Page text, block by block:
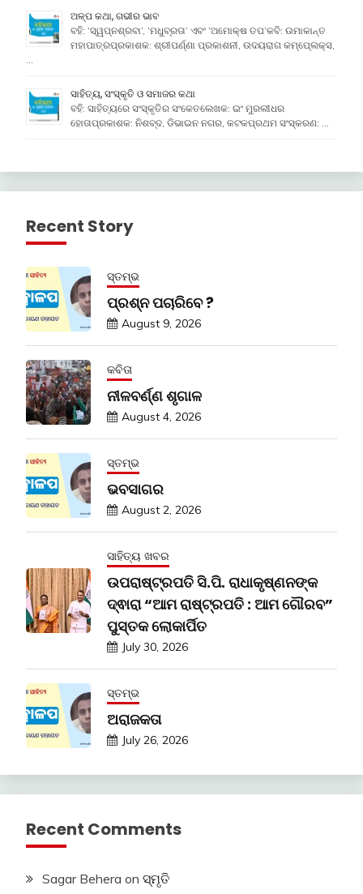
ଅଳ୍ପ କଥା, ଗଭୀର ଭାବ
ବହି: ‘ସ୍ୱପ୍ନଶ୍ରବା’, ‘ମଧୁବ୍ରତା’ ଏବଂ ‘ଅମୋକ୍ଷ ତପ’କବି: ଉମାକାନ୍ତ
ମହାପାତ୍ରପ୍ରକାଶକ: ଶ୍ରୀପର୍ଣ୍ଣା ପ୍ରକାଶନୀ, ଉଦୟରାଗ କମ୍ପେ୍ଲକ୍ସ,
…
ସାହିତ୍ୟ, ସଂସ୍କୃତି ଓ ସମାଜର କଥା
ବହି: ସାହିତ୍ୟରେ ସଂସ୍କୃତିର ସଂକେତଲେଖକ: ଇଂ ମୁରଲୀଧର
ହୋତାପ୍ରକାଶକ: ନିଶବ୍ଦ, ଡିଭାଇନ ନଗର, କଟକପ୍ରଥମ ସଂସ୍କରଣ: …
Recent Story
ସ୍ତମ୍ଭ
ପ୍ରଶ୍ନ ପଚାରିବେ ?
August 9, 2026
କବିତା
ନୀଳବର୍ଣ୍ଣ ଶୃଗାଳ
August 4, 2026
ସ୍ତମ୍ଭ
ଭବସାଗର
August 2, 2026
ସାହିତ୍ୟ ଖବର
ଉପରାଷ୍ଟ୍ରପତି ସି.ପି. ରାଧାକୃଷ୍ଣନଙ୍କ
ଦ୍ଵାରା “ଆମ ରାଷ୍ଟ୍ରପତି : ଆମ ଗୌରବ”
ପୁସ୍ତକ ଲୋକାର୍ପିତ
July 30, 2026
ସ୍ତମ୍ଭ
ଅରାଜକତା
July 26, 2026
Recent Comments
Sagar Behera on ସ୍ମୃତି